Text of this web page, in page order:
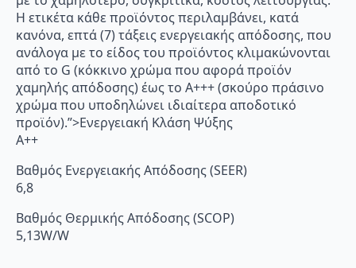
Η ετικέτα κάθε προϊόντος περιλαμβάνει, κατά
κανόνα, επτά (7) τάξεις ενεργειακής απόδοσης, που
ανάλογα με το είδος του προϊόντος κλιμακώνονται
από το G (κόκκινο χρώμα που αφορά προϊόν
χαμηλής απόδοσης) έως το Α+++ (σκούρο πράσινο
χρώμα που υποδηλώνει ιδιαίτερα αποδοτικό
προϊόν).”>Ενεργειακή Κλάση Ψύξης
A++
Βαθμός Ενεργειακής Απόδοσης (SEER)
6,8
Βαθμός Θερμικής Απόδοσης (SCOP)
5,13W/W